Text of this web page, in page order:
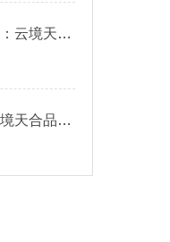
景区气象监测站优质厂家：云境天合品牌可根据现场网络情况定制传输方式
景区气象站优质厂家：云境天合品牌专业配置，可定制扩展监测项目